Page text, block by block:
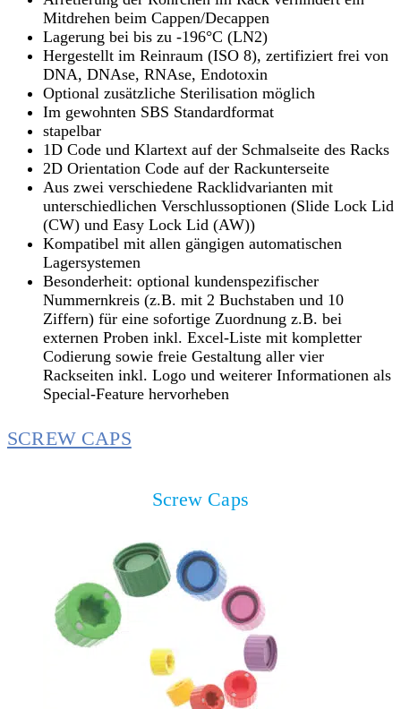
Mitdrehen beim Cappen/Decappen
Lagerung bei bis zu -196°C (LN2)
Hergestellt im Reinraum (ISO 8), zertifiziert frei von
DNA, DNAse, RNAse, Endotoxin
Optional zusätzliche Sterilisation möglich
Im gewohnten SBS Standardformat
stapelbar
1D Code und Klartext auf der Schmalseite des Racks
2D Orientation Code auf der Rackunterseite
Aus zwei verschiedene Racklidvarianten mit
unterschiedlichen Verschlussoptionen (Slide Lock Lid
(CW) und Easy Lock Lid (AW))
Kompatibel mit allen gängigen automatischen
Lagersystemen
Besonderheit: optional kundenspezifischer
Nummernkreis (z.B. mit 2 Buchstaben und 10
Ziffern) für eine sofortige Zuordnung z.B. bei
externen Proben inkl. Excel-Liste mit kompletter
Codierung sowie freie Gestaltung aller vier
Rackseiten inkl. Logo und weiterer Informationen als
Special-Feature hervorheben
SCREW CAPS
Screw Caps